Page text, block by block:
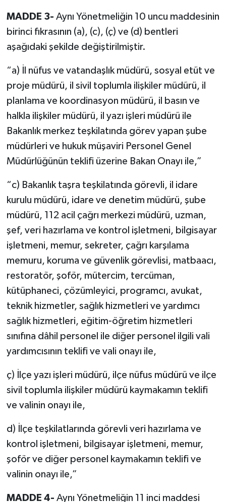
MADDE 3- Aynı Yönetmeliğin 10 uncu maddesinin
birinci fıkrasının (a), (c), (ç) ve (d) bentleri
aşağıdaki şekilde değiştirilmiştir.
“a) İl nüfus ve vatandaşlık müdürü, sosyal etüt ve
proje müdürü, il sivil toplumla ilişkiler müdürü, il
planlama ve koordinasyon müdürü, il basın ve
halkla ilişkiler müdürü, il yazı işleri müdürü ile
Bakanlık merkez teşkilatında görev yapan şube
müdürleri ve hukuk müşaviri Personel Genel
Müdürlüğünün teklifi üzerine Bakan Onayı ile,”
“c) Bakanlık taşra teşkilatında görevli, il idare
kurulu müdürü, idare ve denetim müdürü, şube
müdürü, 112 acil çağrı merkezi müdürü, uzman,
şef, veri hazırlama ve kontrol işletmeni, bilgisayar
işletmeni, memur, sekreter, çağrı karşılama
memuru, koruma ve güvenlik görevlisi, matbaacı,
restoratör, şoför, mütercim, tercüman,
kütüphaneci, çözümleyici, programcı, avukat,
teknik hizmetler, sağlık hizmetleri ve yardımcı
sağlık hizmetleri, eğitim-öğretim hizmetleri
sınıfına dâhil personel ile diğer personel ilgili vali
yardımcısının teklifi ve vali onayı ile,
ç) İlçe yazı işleri müdürü, ilçe nüfus müdürü ve ilçe
sivil toplumla ilişkiler müdürü kaymakamın teklifi
ve valinin onayı ile,
d) İlçe teşkilatlarında görevli veri hazırlama ve
kontrol işletmeni, bilgisayar işletmeni, memur,
şoför ve diğer personel kaymakamın teklifi ve
valinin onayı ile,”
MADDE 4- Aynı Yönetmeliğin 11 inci maddesi